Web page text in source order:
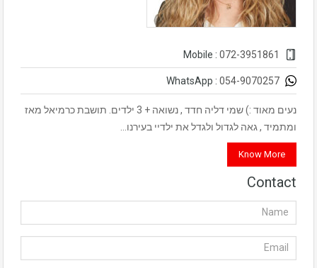
072-3951861
054-9070257
נעים מאוד :) שמי דליה חדד , נשואה + 3 ילדים. תושבת כרמיאל מאז
ומתמיד , גאה לגדול ולגדל את ילדיי בעירנו…
Know More
Contact